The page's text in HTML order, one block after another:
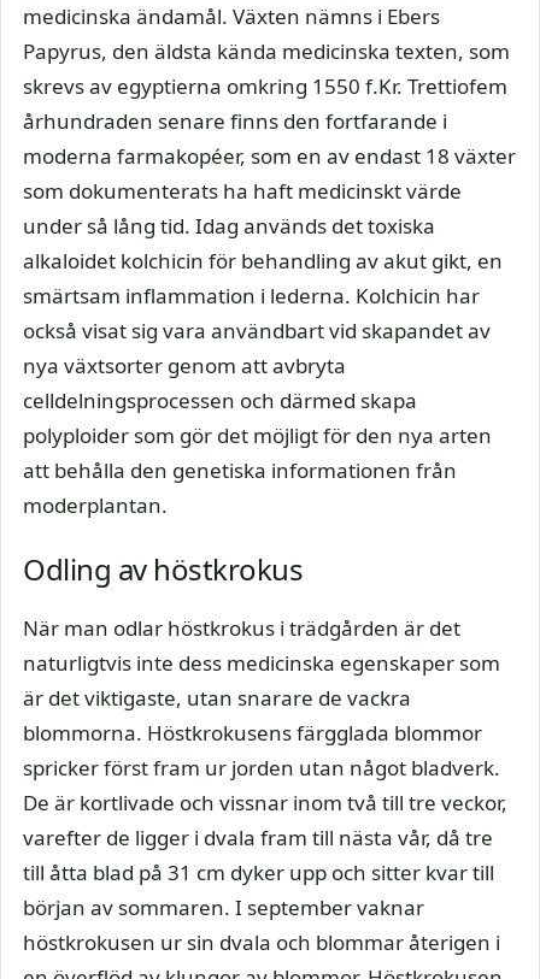
medicinska ändamål. Växten nämns i Ebers
Papyrus, den äldsta kända medicinska texten, som
skrevs av egyptierna omkring 1550 f.Kr. Trettiofem
århundraden senare finns den fortfarande i
moderna farmakopéer, som en av endast 18 växter
som dokumenterats ha haft medicinskt värde
under så lång tid. Idag används det toxiska
alkaloidet kolchicin för behandling av akut gikt, en
smärtsam inflammation i lederna. Kolchicin har
också visat sig vara användbart vid skapandet av
nya växtsorter genom att avbryta
celldelningsprocessen och därmed skapa
polyploider som gör det möjligt för den nya arten
att behålla den genetiska informationen från
moderplantan.
Odling av höstkrokus
När man odlar höstkrokus i trädgården är det
naturligtvis inte dess medicinska egenskaper som
är det viktigaste, utan snarare de vackra
blommorna. Höstkrokusens färgglada blommor
spricker först fram ur jorden utan något bladverk.
De är kortlivade och vissnar inom två till tre veckor,
varefter de ligger i dvala fram till nästa vår, då tre
till åtta blad på 31 cm dyker upp och sitter kvar till
början av sommaren. I september vaknar
höstkrokusen ur sin dvala och blommar återigen i